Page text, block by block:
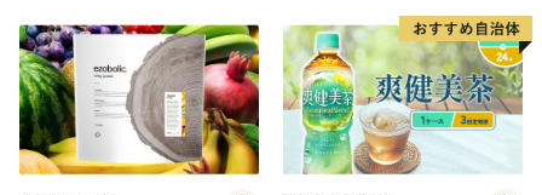
産 シリカ ミネラル 美容 備蓄
防災 長期保存 富士山 山梨県
忍野村